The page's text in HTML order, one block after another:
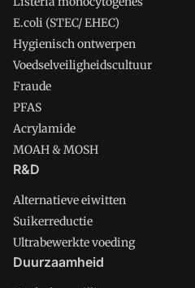
E.coli (STEC/ EHEC)
Hygienisch ontwerpen
Voedselveiligheidscultuur
Fraude
PFAS
Acrylamide
MOAH & MOSH
R&D
Alternatieve eiwitten
Suikerreductie
Ultrabewerkte voeding
Duurzaamheid